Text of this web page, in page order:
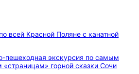
всей Красной Поляне с канатной
пешеходная экскурсия по самым
горной сказки Сочи